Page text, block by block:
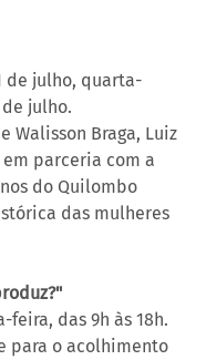
de julho, quarta-
julho.
Walisson Braga, Luiz
parceria com a
do Quilombo
das mulheres
feira, das 9h às 18h.
para o acolhimento